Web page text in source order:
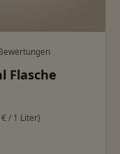
von 5 von
Flasche
/ 1 Liter)